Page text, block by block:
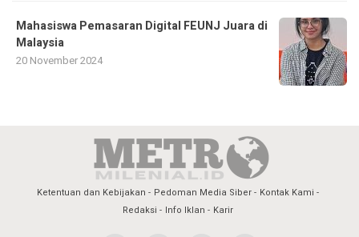
Mahasiswa Pemasaran Digital FEUNJ Juara di
Malaysia
20 November 2024
Ketentuan dan Kebijakan Pedoman Media Siber
Kontak Kami
Redaksi
Info Iklan Karir